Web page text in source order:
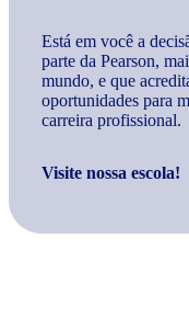
Está em você a
parte da Pearson,
mundo, e que
oportunidades para
carreira profissional.
Visite nossa escola!